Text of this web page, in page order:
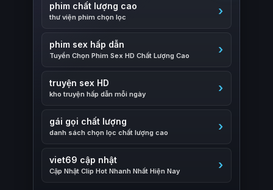
phim chất lượng cao
thư viện phim chọn lọc
phim sex hấp dẫn
Tuyển Chọn Phim Sex HD Chất Lượng Cao
truyện sex HD
kho truyện hấp dẫn mỗi ngày
gái gọi chất lượng
danh sách chọn lọc chất lượng cao
viet69 cập nhật
Cập Nhật Clip Hot Nhanh Nhất Hiện Nay